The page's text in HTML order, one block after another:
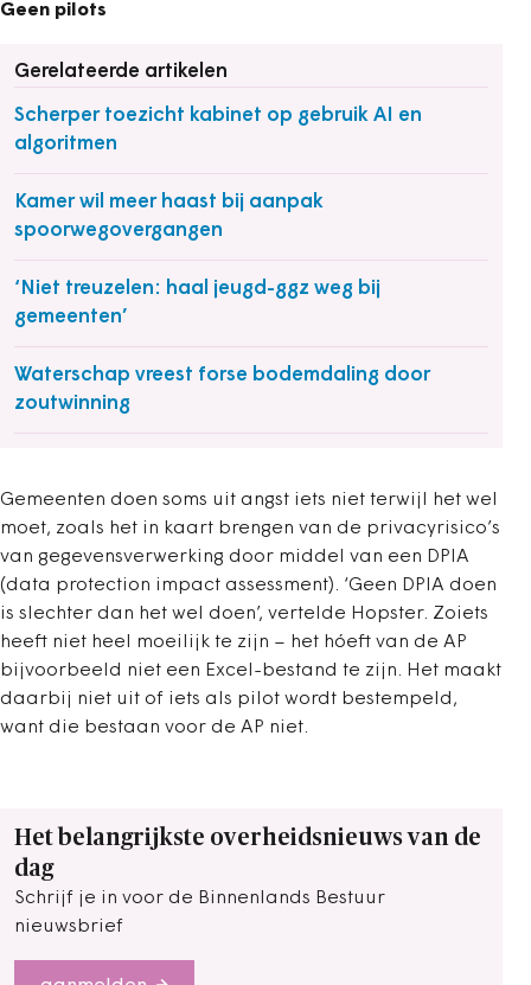
Geen pilots
Gerelateerde artikelen
Scherper toezicht kabinet op gebruik AI en
algoritmen
Kamer wil meer haast bij aanpak
spoorwegovergangen
‘Niet treuzelen: haal jeugd-ggz weg bij
gemeenten’
Waterschap vreest forse bodemdaling door
zoutwinning
Gemeenten doen soms uit angst iets niet terwijl het wel
moet, zoals het in kaart brengen van de privacyrisico’s
van gegevensverwerking door middel van een DPIA
(data protection impact assessment). ‘Geen DPIA doen
is slechter dan het wel doen’, vertelde Hopster. Zoiets
heeft niet heel moeilijk te zijn – het hóeft van de AP
bijvoorbeeld niet een Excel-bestand te zijn. Het maakt
daarbij niet uit of iets als pilot wordt bestempeld,
want die bestaan voor de AP niet.
Het belangrijkste overheidsnieuws van de
dag
Schrijf je in voor de Binnenlands Bestuur
nieuwsbrief